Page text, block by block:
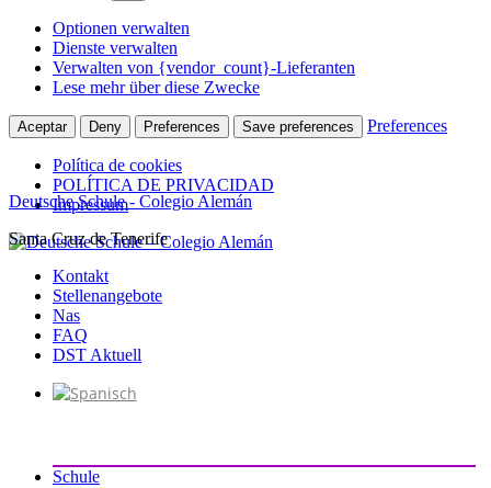
Optionen verwalten
Dienste verwalten
Verwalten von {vendor_count}-Lieferanten
Lese mehr über diese Zwecke
Aceptar Deny Preferences Save preferences Preferences
Política de cookies
POLÍTICA DE PRIVACIDAD
Impressum
Zum
springen
Deutsche Schule - Colegio Alemán
Santa Cruz de Tenerife
Kontakt
Stellenangebote
Nas
FAQ
DST Aktuell
Schule